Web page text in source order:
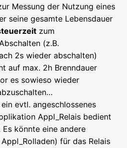
Messung der Nutzung eines
seine gesamte Lebensdauer
zum
(z.B.
2s wieder abschalten)
auf max. 2h Brenndauer
es sowieso wieder
evtl. angeschlossenes
Appl_Relais bedient
könnte eine andere
für das Relais